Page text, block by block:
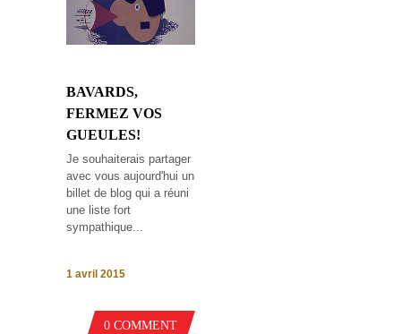
BAVARDS,
FERMEZ VOS
GUEULES!
Je souhaiterais partager
avec vous aujourd'hui un
billet de blog qui a réuni
une liste fort
sympathique...
1 avril 2015
0 COMMENT